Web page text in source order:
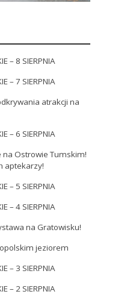
– 8 SIERPNIA
– 7 SIERPNIA
atrakcji na
– 6 SIERPNIA
Ostrowie Tumskim!
aptekarzy!
– 5 SIERPNIA
– 4 SIERPNIA
na Gratowisku!
jeziorem
– 3 SIERPNIA
– 2 SIERPNIA